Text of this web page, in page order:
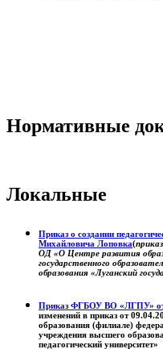
Нормативные
Локальные
Приказ о создании
Михайловича Лоповка(
ОД «О Центре развития
государственного
образования «Луганский
Приказ ФГБОУ ВО «ЛГПУ»
изменений в приказ от
образования (филиале)
учреждения высшего
педагогический университет»